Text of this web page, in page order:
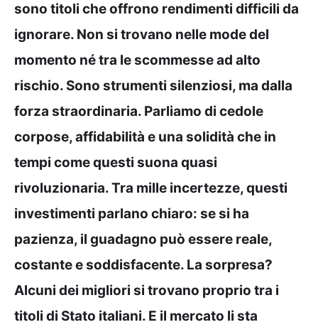
sono titoli che offrono rendimenti difficili da
ignorare. Non si trovano nelle mode del
momento né tra le scommesse ad alto
rischio. Sono strumenti silenziosi, ma dalla
forza straordinaria. Parliamo di cedole
corpose, affidabilità e una solidità che in
tempi come questi suona quasi
rivoluzionaria. Tra mille incertezze, questi
investimenti parlano chiaro: se si ha
pazienza, il guadagno può essere reale,
costante e soddisfacente. La sorpresa?
Alcuni dei migliori si trovano proprio tra i
titoli di Stato italiani. E il mercato li sta